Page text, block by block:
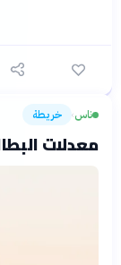
ناس› خريطة
معدلات